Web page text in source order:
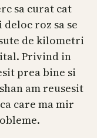
sa curat cat
roz sa se
de kilometri
Privind in
prea bine si
am reusesit
care ma mir